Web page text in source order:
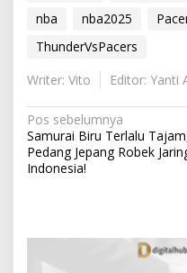
nba
nba2025
ThunderVsPacers
Writer: Vito
Editor: Yanti
N
a
v
Pos sebelumnya
Samurai Biru Terlalu
Pedang Jepang Robek
Indonesia!